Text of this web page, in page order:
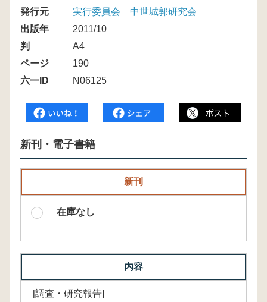
発行元
実行委員会 中世城郭研究会
出版年
2011/10
判
A4
ページ
190
六一ID
N06125
新刊・電子書籍
新刊
在庫なし
内容
[調査・研究報告]